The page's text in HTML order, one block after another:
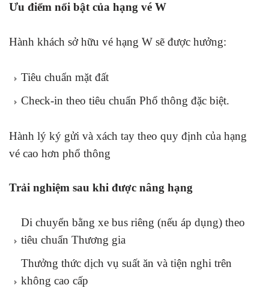
Ưu điểm nổi bật của hạng vé W
Hành khách sở hữu vé hạng W sẽ được hưởng:
Tiêu chuẩn mặt đất
Check-in theo tiêu chuẩn Phổ thông đặc biệt.
Hành lý ký gửi và xách tay theo quy định của hạng
vé cao hơn phổ thông
Trải nghiệm sau khi được nâng hạng
Di chuyển bằng xe bus riêng (nếu áp dụng) theo
tiêu chuẩn Thương gia
Thưởng thức dịch vụ suất ăn và tiện nghi trên
không cao cấp